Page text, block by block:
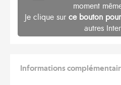
moment
Je clique sur ce bouton
autres
Informations